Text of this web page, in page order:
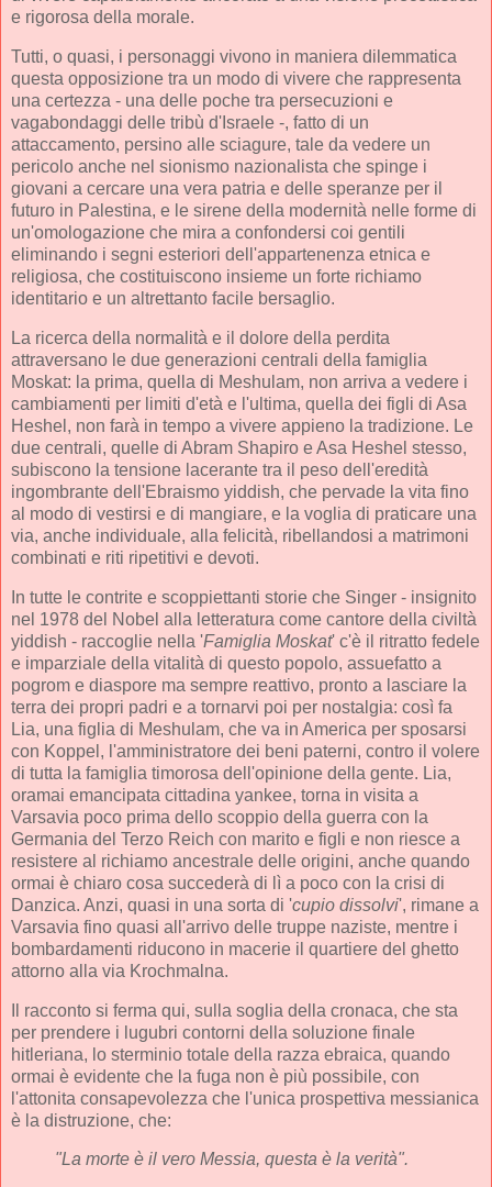
e rigorosa della morale.
Tutti, o quasi, i personaggi vivono in maniera dilemmatica
questa opposizione tra un modo di vivere che rappresenta
una certezza - una delle poche tra persecuzioni e
vagabondaggi delle tribù d'Israele -, fatto di un
attaccamento, persino alle sciagure, tale da vedere un
pericolo anche nel sionismo nazionalista che spinge i
giovani a cercare una vera patria e delle speranze per il
futuro in Palestina, e le sirene della modernità nelle forme di
un'omologazione che mira a confondersi coi gentili
eliminando i segni esteriori dell'appartenenza etnica e
religiosa, che costituiscono insieme un forte richiamo
identitario e un altrettanto facile bersaglio.
La ricerca della normalità e il dolore della perdita
attraversano le due generazioni centrali della famiglia
Moskat: la prima, quella di Meshulam, non arriva a vedere i
cambiamenti per limiti d'età e l'ultima, quella dei figli di Asa
Heshel, non farà in tempo a vivere appieno la tradizione. Le
due centrali, quelle di Abram Shapiro e Asa Heshel stesso,
subiscono la tensione lacerante tra il peso dell'eredità
ingombrante dell'Ebraismo yiddish, che pervade la vita fino
al modo di vestirsi e di mangiare, e la voglia di praticare una
via, anche individuale, alla felicità, ribellandosi a matrimoni
combinati e riti ripetitivi e devoti.
In tutte le contrite e scoppiettanti storie che Singer - insignito
nel 1978 del Nobel alla letteratura come cantore della civiltà
yiddish - raccoglie nella 'Famiglia Moskat' c'è il ritratto fedele
e imparziale della vitalità di questo popolo, assuefatto a
pogrom e diaspore ma sempre reattivo, pronto a lasciare la
terra dei propri padri e a tornarvi poi per nostalgia: così fa
Lia, una figlia di Meshulam, che va in America per sposarsi
con Koppel, l'amministratore dei beni paterni, contro il volere
di tutta la famiglia timorosa dell'opinione della gente. Lia,
oramai emancipata cittadina yankee, torna in visita a
Varsavia poco prima dello scoppio della guerra con la
Germania del Terzo Reich con marito e figli e non riesce a
resistere al richiamo ancestrale delle origini, anche quando
ormai è chiaro cosa succederà di lì a poco con la crisi di
Danzica. Anzi, quasi in una sorta di 'cupio dissolvi', rimane a
Varsavia fino quasi all'arrivo delle truppe naziste, mentre i
bombardamenti riducono in macerie il quartiere del ghetto
attorno alla via Krochmalna.
Il racconto si ferma qui, sulla soglia della cronaca, che sta
per prendere i lugubri contorni della soluzione finale
hitleriana, lo sterminio totale della razza ebraica, quando
ormai è evidente che la fuga non è più possibile, con
l'attonita consapevolezza che l'unica prospettiva messianica
è la distruzione, che:
"La morte è il vero Messia, questa è la verità".